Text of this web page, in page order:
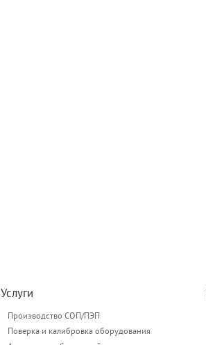
Услуги
Производство СОП/ПЭП
Поверка и калибровка оборудования